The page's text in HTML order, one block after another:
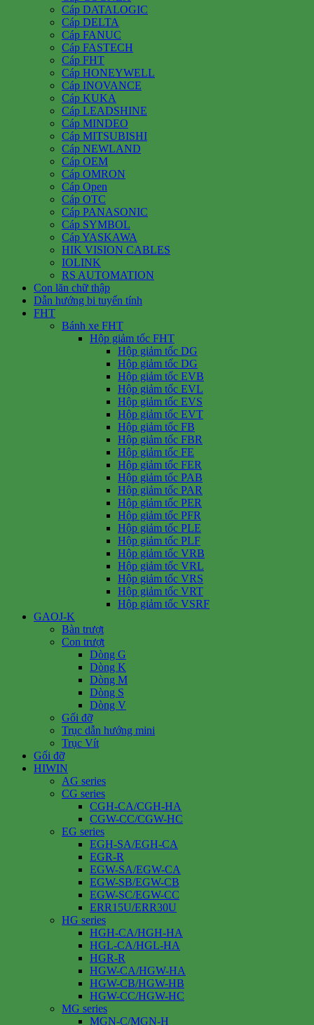
Cáp DATALOGIC
Cáp DELTA
Cáp FANUC
Cáp FASTECH
Cáp FHT
Cáp HONEYWELL
Cáp INOVANCE
Cáp KUKA
Cáp LEADSHINE
Cáp MINDEO
Cáp MITSUBISHI
Cáp NEWLAND
Cáp OEM
Cáp OMRON
Cáp Open
Cáp OTC
Cáp PANASONIC
Cáp SYMBOL
Cáp YASKAWA
HIK VISION CABLES
IOLINK
RS AUTOMATION
Con lăn chữ thập
Dẫn hướng bi tuyến tính
FHT
Bánh xe FHT
Hộp giảm tốc FHT
Hộp giảm tốc DG
Hộp giảm tốc DG
Hộp giảm tốc EVB
Hộp giảm tốc EVL
Hộp giảm tốc EVS
Hộp giảm tốc EVT
Hộp giảm tốc FB
Hộp giảm tốc FBR
Hộp giảm tốc FE
Hộp giảm tốc FER
Hộp giảm tốc PAB
Hộp giảm tốc PAR
Hộp giảm tốc PER
Hộp giảm tốc PFR
Hộp giảm tốc PLE
Hộp giảm tốc PLF
Hộp giảm tốc VRB
Hộp giảm tốc VRL
Hộp giảm tốc VRS
Hộp giảm tốc VRT
Hộp giảm tốc VSRF
GAOJ-K
Bàn trượt
Con trượt
Dòng G
Dòng K
Dòng M
Dòng S
Dòng V
Gối đỡ
Trục dẫn hướng mini
Trục Vít
Gối đỡ
HIWIN
AG series
CG series
CGH-CA/CGH-HA
CGW-CC/CGW-HC
EG series
EGH-SA/EGH-CA
EGR-R
EGW-SA/EGW-CA
EGW-SB/EGW-CB
EGW-SC/EGW-CC
ERR15U/ERR30U
HG series
HGH-CA/HGH-HA
HGL-CA/HGL-HA
HGR-R
HGW-CA/HGW-HA
HGW-CB/HGW-HB
HGW-CC/HGW-HC
MG series
MGN-C/MGN-H